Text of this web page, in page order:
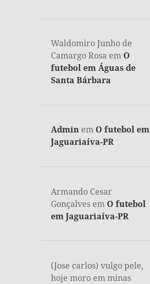
Waldomiro Junho de
Camargo Rosa em O
futebol em Águas de
Santa Bárbara
Admin em O futebol em
Jaguariaíva-PR
Armando Cesar
Gonçalves em O futebol
em Jaguariaíva-PR
(Jose carlos) vulgo pele,
hoje moro em minas